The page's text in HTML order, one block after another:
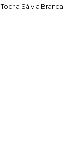
Tocha Sálvia Branca